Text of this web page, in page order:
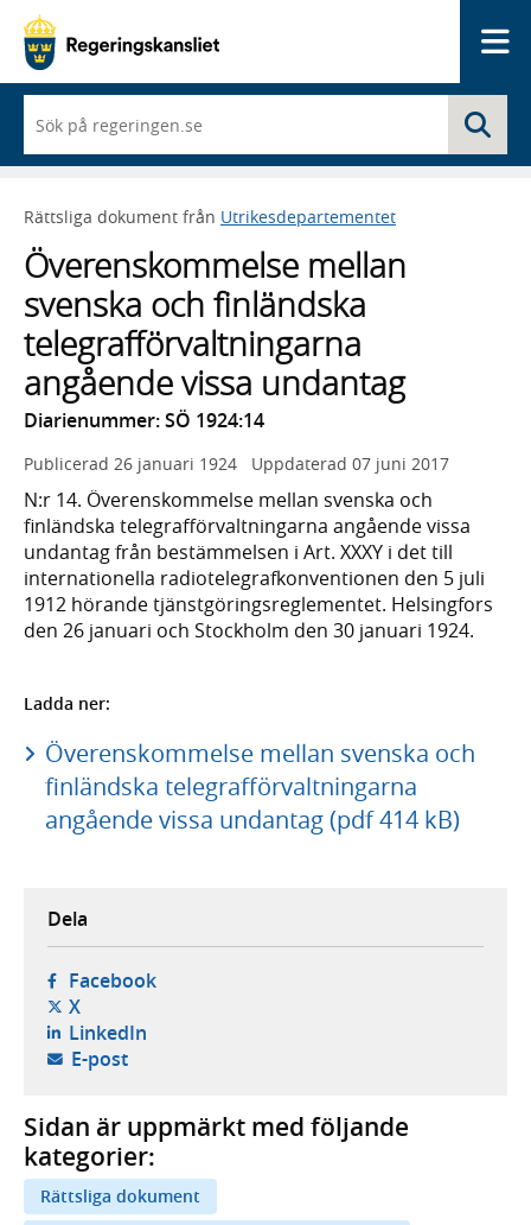
du
börjar
skriva
framträder
lista
med
sökförslag
Rättsliga dokument från Utrikesdepartementet
Överenskommelse mellan
svenska och finländska
telegrafförvaltningarna
angående vissa undantag
Diarienummer: SÖ 1924:14
Publicerad 26 januari 1924 Uppdaterad 07 juni 2017
N:r 14. Överenskommelse mellan svenska och
finländska telegrafförvaltningarna angående vissa
undantag från bestämmelsen i Art. XXXY i det till
internationella radiotelegrafkonventionen den 5 juli
1912 hörande tjänstgöringsreglementet. Helsingfors
den 26 januari och Stockholm den 30 januari 1924.
Ladda ner:
Överenskommelse mellan svenska och
finländska telegrafförvaltningarna
angående vissa undantag (pdf 414 kB)
Dela
Facebook- öppnas i ny flik, extern webbplats,
X- öppnas i ny flik, extern webbplats,
LinkedIn- öppnas i ny flik, extern webbplats,
E-post- öppnar din e-postklient,
Sidan är uppmärkt med följande
kategorier:
Rättsliga dokument